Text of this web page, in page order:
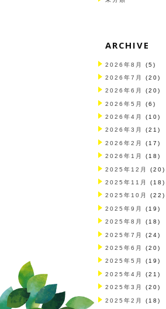
ARCHIVE
2026年8月 (5)
2026年7月 (20)
2026年6月 (20)
2026年5月 (6)
2026年4月 (10)
2026年3月 (21)
2026年2月 (17)
2026年1月 (18)
2025年12月 (20)
2025年11月 (18)
2025年10月 (22)
2025年9月 (19)
2025年8月 (18)
2025年7月 (24)
2025年6月 (20)
2025年5月 (19)
2025年4月 (21)
2025年3月 (20)
2025年2月 (18)